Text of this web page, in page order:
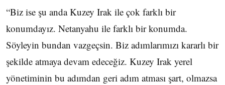
“Biz ise şu anda Kuzey Irak ile çok farklı bir
konumdayız. Netanyahu ile farklı bir konumda.
Söyleyin bundan vazgeçsin. Biz adımlarımızı kararlı bir
şekilde atmaya devam edeceğiz. Kuzey Irak yerel
yönetiminin bu adımdan geri adım atması şart, olmazsa